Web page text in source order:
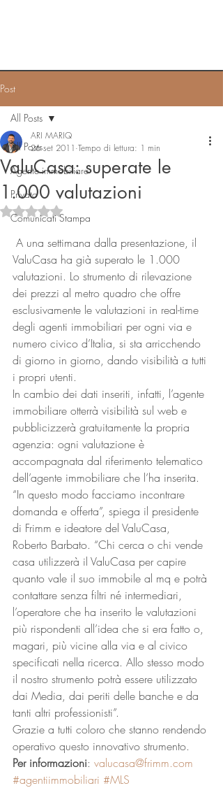
Connect
Post
All Posts
Agente immobiliare
Privato
Comunicati Stampa
All Posts
ValuCasa: superate le
1.000 valutazioni
ARI MARIQ
26 set 2011 Tempo di lettura: 1 min
Valutazione NaN stelle su 5.
ValuCasa ha già superato le 1.000
valutazioni. Lo strumento di rilevazione
dei prezzi al metro quadro che offre
esclusivamente le valutazioni in real-time
degli agenti immobiliari per ogni via e
numero civico d’Italia, si sta arricchendo
di giorno in giorno, dando visibilità a tutti
i propri utenti.
In cambio dei dati inseriti, infatti, l’agente
immobiliare otterrà visibilità sul web e
pubblicizzerà gratuitamente la propria
agenzia: ogni valutazione è
accompagnata dal riferimento telematico
dell’agente immobiliare che l’ha inserita.
“In questo modo facciamo incontrare
domanda e offerta”, spiega il presidente
di Frimm e ideatore del ValuCasa,
Roberto Barbato. “Chi cerca o chi vende
casa utilizzerà il ValuCasa per capire
quanto vale il suo immobile al mq e potrà
contattare senza filtri né intermediari,
l’operatore che ha inserito le valutazioni
più rispondenti all’idea che si era fatto o,
magari, più vicine alla via e al civico
specificati nella ricerca. Allo stesso modo
il nostro strumento potrà essere utilizzato
dai Media, dai periti delle banche e da
tanti altri professionisti”.
Grazie a tutti coloro che stanno rendendo
operativo questo innovativo strumento.
Per informazioni: valucasa@frimm.com
#agentiimmobiliari #MLS